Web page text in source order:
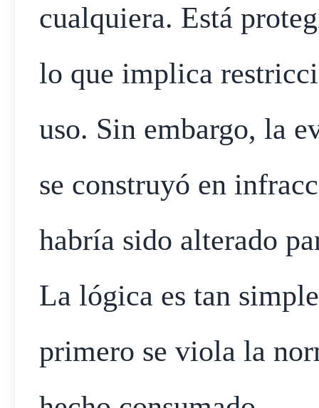
cualquiera. Está
lo que implica
uso. Sin embargo, la
se construyó en
habría sido alterado
La lógica es tan
primero se viola la